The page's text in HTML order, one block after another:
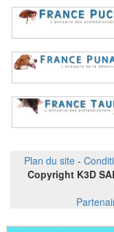
Plan du site -
Copyright K3D